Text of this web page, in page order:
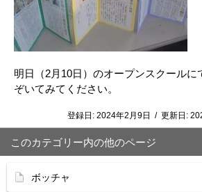
明日（2月10日）のオープンスクールに
ぞいてみてください。
登録日: 2024年2月9日 / 更新日:
このカテゴリー内の他のページ
ボッチャ